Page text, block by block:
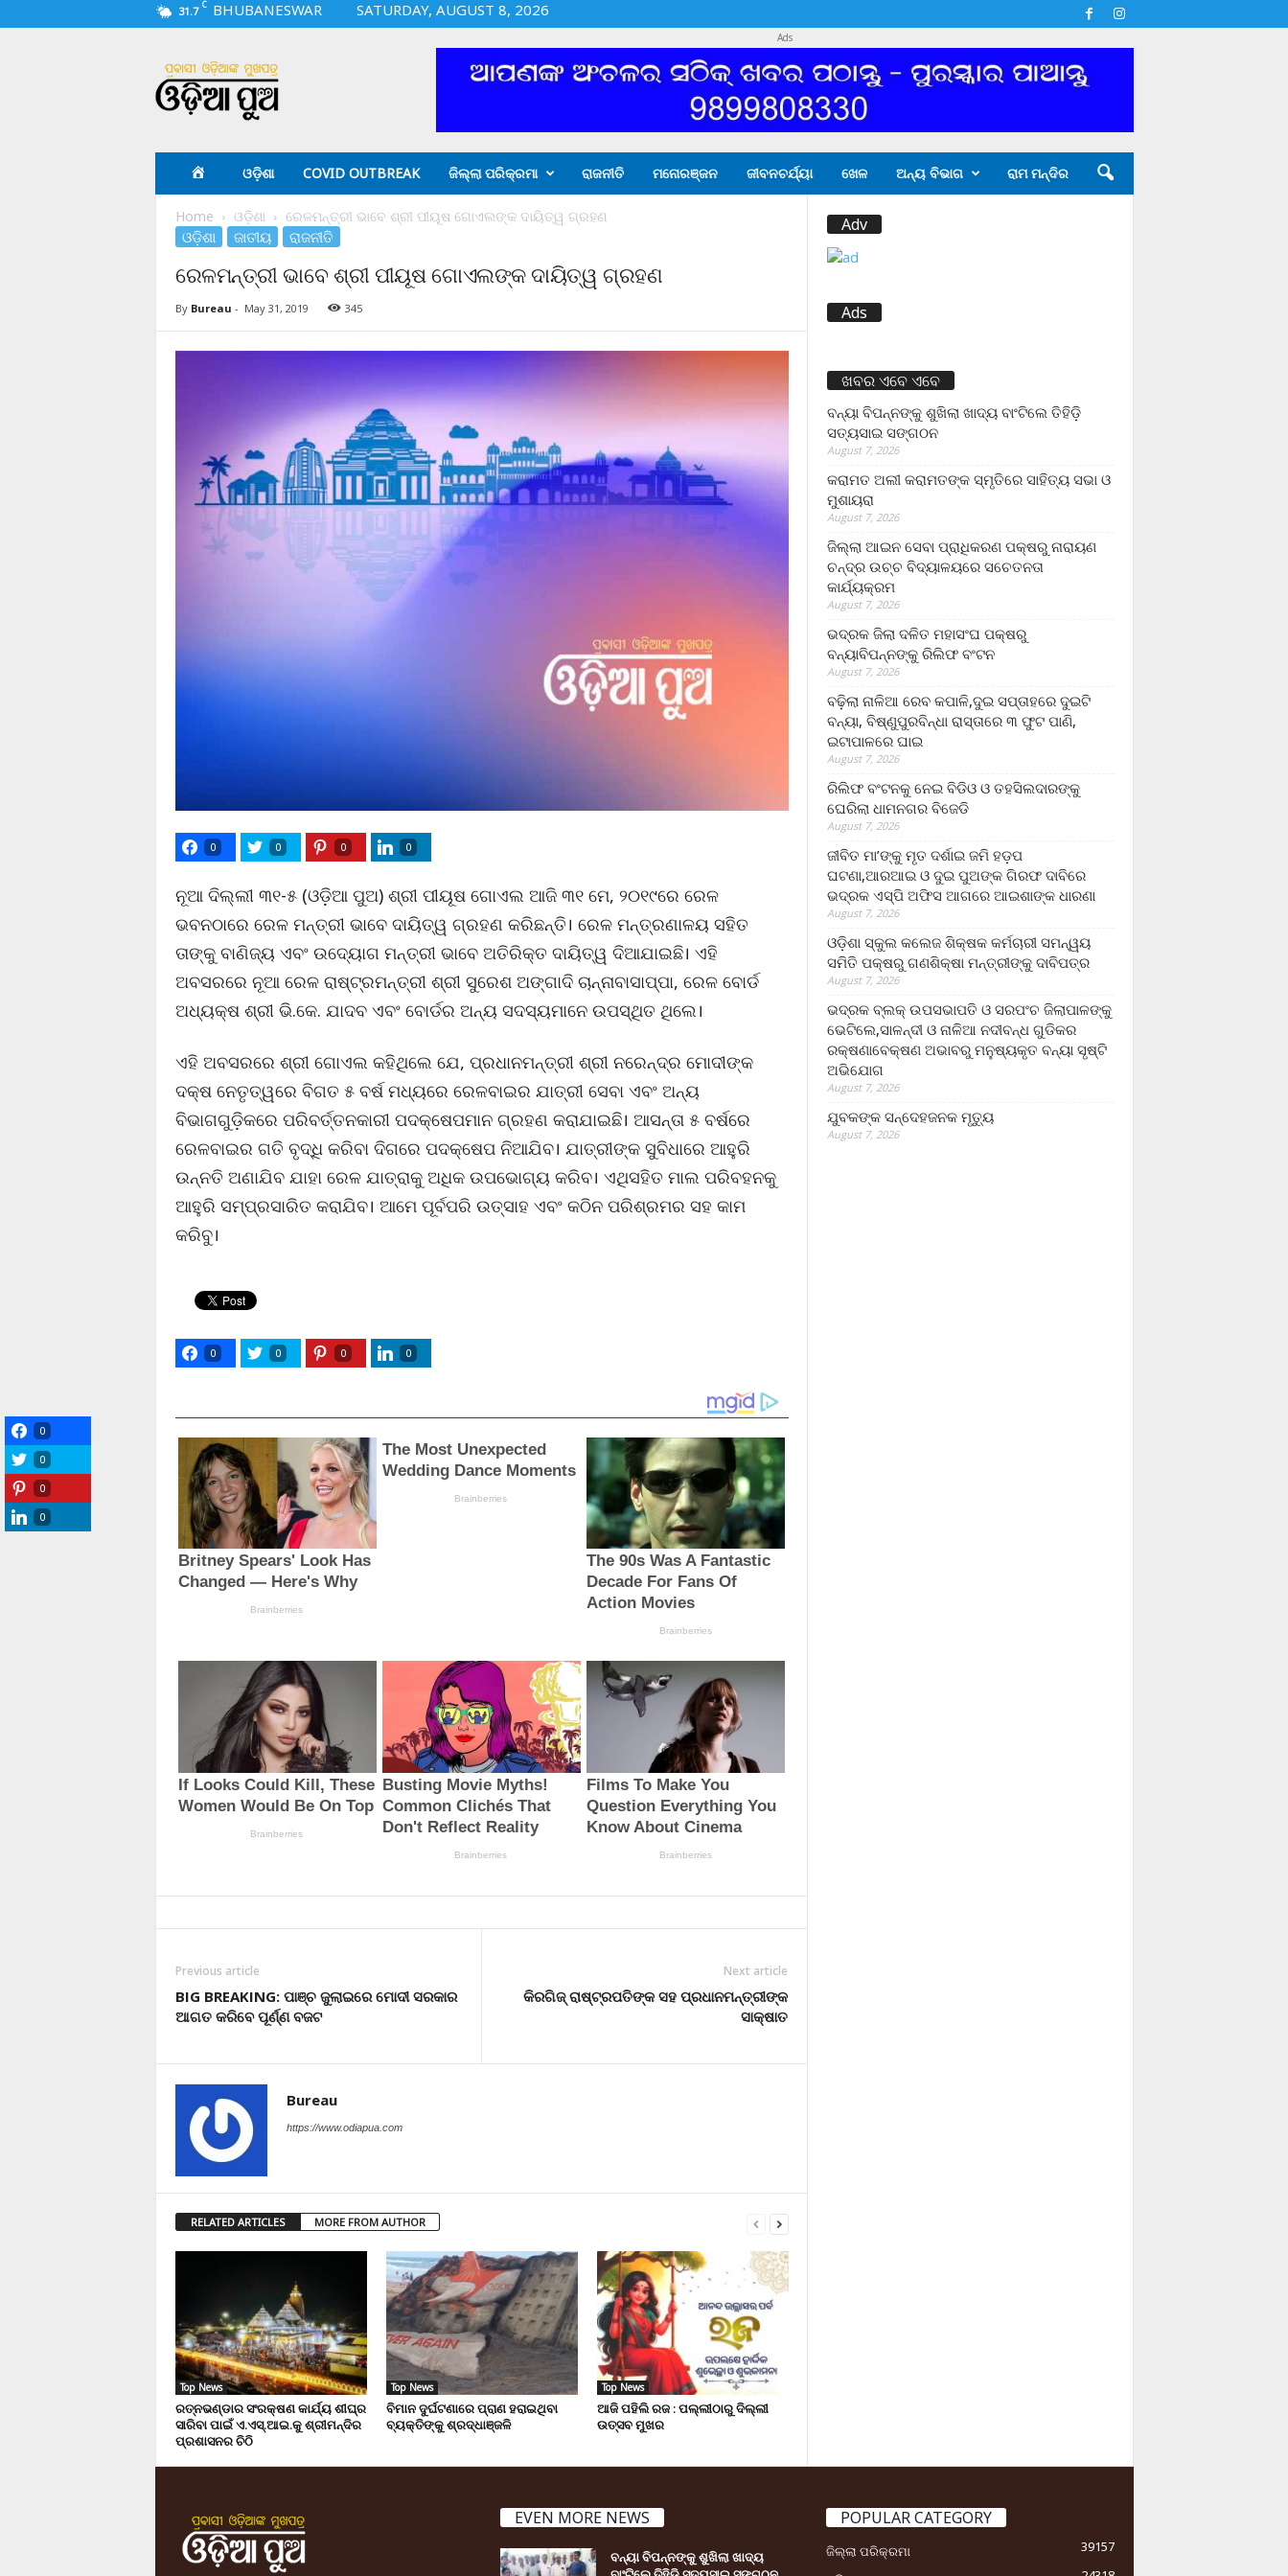
31.7 C BHUBANESWAR
SATURDAY, AUGUST 8, 2026
i
a
Ads
ଓଡ଼ିଶା COVID OUTBREAK ଜିଲ୍ଲା ପରିକ୍ରମା ରାଜନୀତି ମନୋରଞ୍ଜନ ଜୀବନଚର୍ଯ୍ୟା ଖେଳ ଅନ୍ୟ ବିଭାଗ ରାମ ମନ୍ଦିର
Home ଓଡ଼ିଶା ରେଳମନ୍ତ୍ରୀ ଭାବେ ଶ୍ରୀ ପୀୟୂଷ ଗୋଏଲଙ୍କ ଦାୟିତ୍ୱ ଗ୍ରହଣ
ଓଡ଼ିଶା ଜାତୀୟ ରାଜନୀତି
ରେଳମନ୍ତ୍ରୀ ଭାବେ ଶ୍ରୀ ପୀୟୂଷ ଗୋଏଲଙ୍କ ଦାୟିତ୍ୱ ଗ୍ରହଣ
By Bureau - May 31, 2019 345
0 0 0 0
ନୂଆ ଦିଲ୍ଲୀ ୩୧-୫ (ଓଡ଼ିଆ ପୁଅ) ଶ୍ରୀ ପୀୟୂଷ ଗୋଏଲ ଆଜି ୩୧ ମେ, ୨୦୧୯ରେ ରେଳ
ଭବନଠାରେ ରେଳ ମନ୍ତ୍ରୀ ଭାବେ ଦାୟିତ୍ୱ ଗ୍ରହଣ କରିଛନ୍ତି। ରେଳ ମନ୍ତ୍ରଣାଳୟ ସହିତ
ତାଙ୍କୁ ବାଣିଜ୍ୟ ଏବଂ ଉଦ୍ୟୋଗ ମନ୍ତ୍ରୀ ଭାବେ ଅତିରିକ୍ତ ଦାୟିତ୍ୱ ଦିଆଯାଇଛି। ଏହି
ଅବସରରେ ନୂଆ ରେଳ ରାଷ୍ଟ୍ରମନ୍ତ୍ରୀ ଶ୍ରୀ ସୁରେଶ ଅଙ୍ଗାଦି ଚାନ୍ନାବାସାପ୍ପା, ରେଳ ବୋର୍ଡ
ଅଧ୍ୟକ୍ଷ ଶ୍ରୀ ଭି.କେ. ଯାଦବ ଏବଂ ବୋର୍ଡର ଅନ୍ୟ ସଦସ୍ୟମାନେ ଉପସ୍ଥିତ ଥିଲେ।
ଏହି ଅବସରରେ ଶ୍ରୀ ଗୋଏଲ କହିଥିଲେ ଯେ, ପ୍ରଧାନମନ୍ତ୍ରୀ ଶ୍ରୀ ନରେନ୍ଦ୍ର ମୋଦୀଙ୍କ
ଦକ୍ଷ ନେତୃତ୍ୱରେ ବିଗତ ୫ ବର୍ଷ ମଧ୍ୟରେ ରେଳବାଇର ଯାତ୍ରୀ ସେବା ଏବଂ ଅନ୍ୟ
ବିଭାଗଗୁଡ଼ିକରେ ପରିବର୍ତ୍ତନକାରୀ ପଦକ୍ଷେପମାନ ଗ୍ରହଣ କରାଯାଇଛି। ଆସନ୍ତା ୫ ବର୍ଷରେ
ରେଳବାଇର ଗତି ବୃଦ୍ଧି କରିବା ଦିଗରେ ପଦକ୍ଷେପ ନିଆଯିବ। ଯାତ୍ରୀଙ୍କ ସୁବିଧାରେ ଆହୁରି
ଉନ୍ନତି ଅଣାଯିବ ଯାହା ରେଳ ଯାତ୍ରାକୁ ଅଧିକ ଉପଭୋଗ୍ୟ କରିବ। ଏଥିସହିତ ମାଲ ପରିବହନକୁ
ଆହୁରି ସମ୍ପ୍ରସାରିତ କରାଯିବ। ଆମେ ପୂର୍ବପରି ଉତ୍ସାହ ଏବଂ କଠିନ ପରିଶ୍ରମର ସହ କାମ
କରିବୁ।
0 0 0 0
Previous article
BIG BREAKING: ପାଞ୍ଚ ଜୁଲାଇରେ ମୋଦୀ ସରକାର
ଆଗତ କରିବେ ପୂର୍ଣ୍ଣ ବଜଟ
Next article
କିରଗିଜ୍ ରାଷ୍ଟ୍ରପତିଙ୍କ ସହ ପ୍ରଧାନମନ୍ତ୍ରୀଙ୍କ
ସାକ୍ଷାତ
Bureau
https://www.odiapua.com
RELATED ARTICLES MORE FROM AUTHOR
Top News
ରତ୍ନଭଣ୍ଡାର ସଂରକ୍ଷଣ କାର୍ଯ୍ୟ ଶୀଘ୍ର
ସାରିବା ପାଇଁ ଏ.ଏସ୍.ଆଇ.କୁ ଶ୍ରୀମନ୍ଦିର
ପ୍ରଶାସନର ଚିଠି
Top News
ବିମାନ ଦୁର୍ଘଟଣାରେ ପ୍ରାଣ ହରାଇଥିବା
ବ୍ୟକ୍ତିଙ୍କୁ ଶ୍ରଦ୍ଧାଞ୍ଜଳି
Top News
ଆଜି ପହିଲି ରଜ : ପଲ୍ଲୀଠାରୁ ଦିଲ୍ଲୀ
ଉତ୍ସବ ମୁଖର
Adv
Ads
ଖବର ଏବେ ଏବେ
ବନ୍ୟା ବିପନ୍ନଙ୍କୁ ଶୁଖିଲା ଖାଦ୍ୟ ବାଂଟିଲେ ତିହିଡି଼
ସତ୍ୟସାଇ ସଙ୍ଗଠନ
August 7, 2026
କରାମତ ଅଲୀ କରାମତଙ୍କ ସ୍ମୃତିରେ ସାହିତ୍ୟ ସଭା ଓ
ମୁଶାୟରା
August 7, 2026
ଜିଲ୍ଲା ଆଇନ ସେବା ପ୍ରାଧିକରଣ ପକ୍ଷରୁ ନାରାୟଣ
ଚନ୍ଦ୍ର ଉଚ୍ଚ ବିଦ୍ୟାଳୟରେ ସଚେତନତା
କାର୍ଯ୍ୟକ୍ରମ
August 7, 2026
ଭଦ୍ରକ ଜିଲା ଦଳିତ ମହାସଂଘ ପକ୍ଷରୁ
ବନ୍ୟାବିପନ୍ନଙ୍କୁ ରିଲିଫ ବଂଟନ
August 7, 2026
ବଢ଼ିଲା ନାଳିଆ ରେବ କପାଳି,ଦୁଇ ସପ୍ତାହରେ ଦୁଇଟି
ବନ୍ୟା, ବିଷ୍ଣୁପୁରବିନ୍ଧା ରାସ୍ତାରେ ୩ ଫୁଟ ପାଣି,
ଇଟାପାଳରେ ଘାଇ
August 7, 2026
ରିଲିଫ ବଂଟନକୁ ନେଇ ବିଡିଓ ଓ ତହସିଲଦାରଙ୍କୁ
ଘେରିଲା ଧାମନଗର ବିଜେଡି
August 7, 2026
ଜୀବିତ ମା’ଙ୍କୁ ମୃତ ଦର୍ଶାଇ ଜମି ହଡ଼ପ
ଘଟଣା,ଆରଆଇ ଓ ଦୁଇ ପୁଅଙ୍କ ଗିରଫ ଦାବିରେ
ଭଦ୍ରକ ଏସ୍‌ପି ଅଫିସ ଆଗରେ ଆଇଶାଙ୍କ ଧାରଣା
August 7, 2026
ଓଡ଼ିଶା ସ୍କୁଲ କଲେଜ ଶିକ୍ଷକ କର୍ମଚାରୀ ସମନ୍ୱୟ
ସମିତି ପକ୍ଷରୁ ଗଣଶିକ୍ଷା ମନ୍ତ୍ରୀଙ୍କୁ ଦାବିପତ୍ର
August 7, 2026
ଭଦ୍ରକ ବ୍ଲକ୍ ଉପସଭାପତି ଓ ସରପଂଚ ଜିଲାପାଳଙ୍କୁ
ଭେଟିଲେ,ସାଳନ୍ଦୀ ଓ ନାଳିଆ ନଦୀବନ୍ଧ ଗୁଡିକର
ରକ୍ଷଣାବେକ୍ଷଣ ଅଭାବରୁ ମନୁଷ୍ୟକୃତ ବନ୍ୟା ସୃଷ୍ଟି
ଅଭିଯୋଗ
August 7, 2026
ଯୁବକଙ୍କ ସନ୍ଦେହଜନକ ମୃତ୍ୟୁ
August 7, 2026
EVEN MORE NEWS
ବନ୍ୟା ବିପନ୍ନଙ୍କୁ ଶୁଖିଲା ଖାଦ୍ୟ
POPULAR CATEGORY
ଜିଲ୍ଲା ପରିକ୍ରମା
39157
0
0
0
0